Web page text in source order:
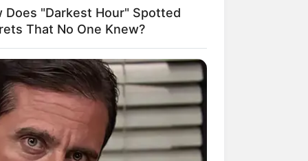
Banget! 10 Pose Lucu
yang Bikin Ketawa
Does "Darkest Hour" Spotted
That No One Knew?